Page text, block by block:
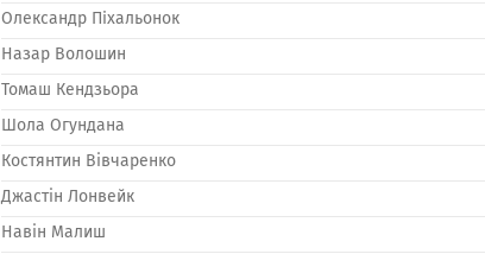
Олександр Пiхальонок
Назар Волошин
Томаш Кендзьора
Шола Огундана
Костянтин Вівчаренко
Джастін Лонвейк
Навін Малиш